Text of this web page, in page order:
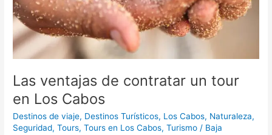
Las ventajas de contratar un tour
en Los Cabos
Destinos de viaje, Destinos Turísticos, Los Cabos, Naturaleza,
Seguridad,Tours,Tours en Los Cabos,Turismo / Baja
Cabos